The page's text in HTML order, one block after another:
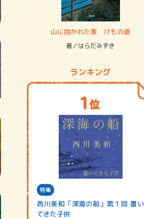
山に抱かれた家 けもの道
著／はらだみずき
ランキング
特集
西川美和「深海の船」第１回 置い
てきた子供